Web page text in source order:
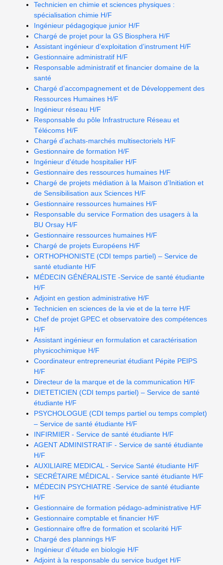
Technicien en chimie et sciences physiques :
spécialisation chimie H/F
Ingénieur pédagogique junior H/F
Chargé de projet pour la GS Biosphera H/F
Assistant ingénieur d’exploitation d’instrument H/F
Gestionnaire administratif H/F
Responsable administratif et financier domaine de la
santé
Chargé d’accompagnement et de Développement des
Ressources Humaines H/F
Ingénieur réseau H/F
Responsable du pôle Infrastructure Réseau et
Télécoms H/F
Chargé d’achats-marchés multisectoriels H/F
Gestionnaire de formation H/F
Ingénieur d'étude hospitalier H/F
Gestionnaire des ressources humaines H/F
Chargé de projets médiation à la Maison d’Initiation et
de Sensibilisation aux Sciences H/F
Gestionnaire ressources humaines H/F
Responsable du service Formation des usagers à la
BU Orsay H/F
Gestionnaire ressources humaines H/F
Chargé de projets Européens H/F
ORTHOPHONISTE (CDI temps partiel) – Service de
santé etudiante H/F
MÉDECIN GÉNÉRALISTE -Service de santé étudiante
H/F
Adjoint en gestion administrative H/F
Technicien en sciences de la vie et de la terre H/F
Chef de projet GPEC et observatoire des compétences
H/F
Assistant ingénieur en formulation et caractérisation
physicochimique H/F
Coordinateur entrepreneuriat étudiant Pépite PEIPS
H/F
Directeur de la marque et de la communication H/F
DIETETICIEN (CDI temps partiel) – Service de santé
étudiante H/F
PSYCHOLOGUE (CDI temps partiel ou temps complet)
– Service de santé étudiante H/F
INFIRMIER - Service de santé étudiante H/F
AGENT ADMINISTRATIF - Service de santé étudiante
H/F
AUXILIAIRE MEDICAL - Service Santé étudiante H/F
SECRÉTAIRE MÉDICAL - Service santé étudiante H/F
MÉDECIN PSYCHIATRE -Service de santé étudiante
H/F
Gestionnaire de formation pédago-administrative H/F
Gestionnaire comptable et financier H/F
Gestionnaire offre de formation et scolarité H/F
Chargé des plannings H/F
Ingénieur d'étude en biologie H/F
Adjoint à la responsable du service budget H/F